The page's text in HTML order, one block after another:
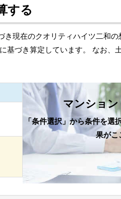
する
現在のクオリティハイツ二和
に基づき算定しています。 なお、
マンション
「条件選択」から条件を
果がこ